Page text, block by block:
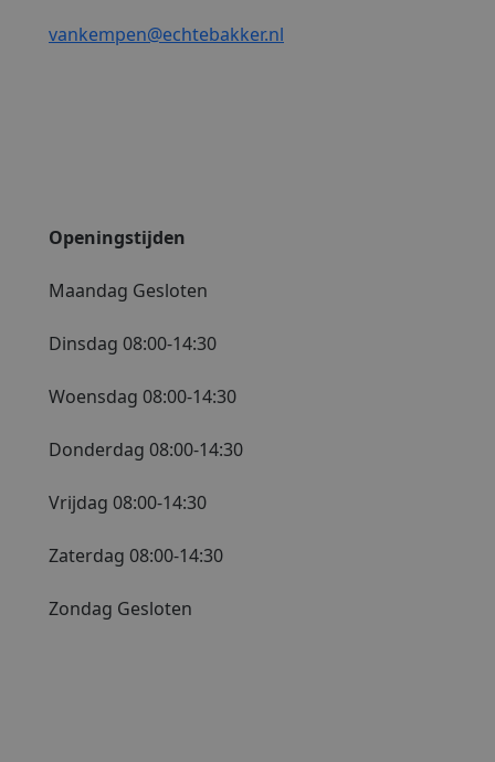
vankempen@echtebakker.nl
Openingstijden
Maandag Gesloten
Dinsdag 08:00-14:30
Woensdag 08:00-14:30
Donderdag 08:00-14:30
Vrijdag 08:00-14:30
Zaterdag 08:00-14:30
Zondag Gesloten